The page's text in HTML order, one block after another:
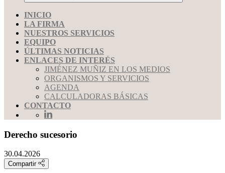
INICIO
LA FIRMA
NUESTROS SERVICIOS
EQUIPO
ÚLTIMAS NOTICIAS
ENLACES DE INTERÉS
JIMÉNEZ MUÑIZ EN LOS MEDIOS
ORGANISMOS Y SERVICIOS
AGENDA
CALCULADORAS BÁSICAS
CONTACTO
Derecho sucesorio
30.04.2026
Compartir